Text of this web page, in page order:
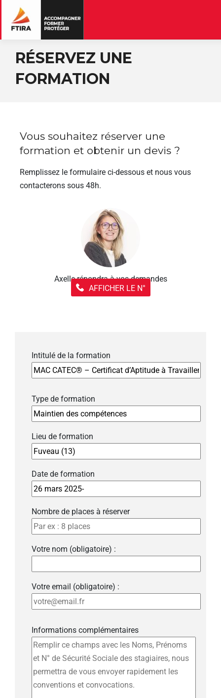
RÉSERVEZ UNE
FORMATION
Vous souhaitez réserver une
formation et obtenir un devis ?
Remplissez le formulaire ci-dessous et nous vous
contacterons sous 48h.
Axelle répondra à vos demandes
AFFICHER LE N°
Intitulé de la formation
Type de formation
Lieu de formation
Date de formation
Nombre de places à réserver
Votre nom (obligatoire) :
Votre email (obligatoire) :
Informations complémentaires